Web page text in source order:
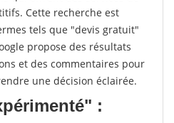
Cette recherche est
tels que "devis gratuit"
propose des résultats
et des commentaires pour
une décision éclairée.
: